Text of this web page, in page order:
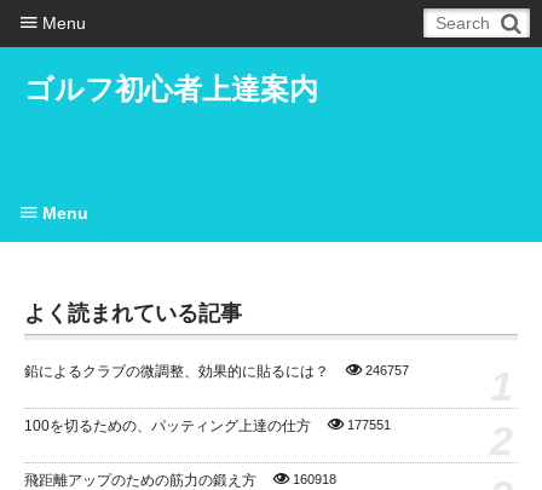
ゴルフ初心者上達案内
よく読まれている記事
鉛によるクラブの微調整、効果的に貼るには？ 246757
100を切るための、パッティング上達の仕方 177551
飛距離アップのための筋力の鍛え方 160918
Menu
Menu